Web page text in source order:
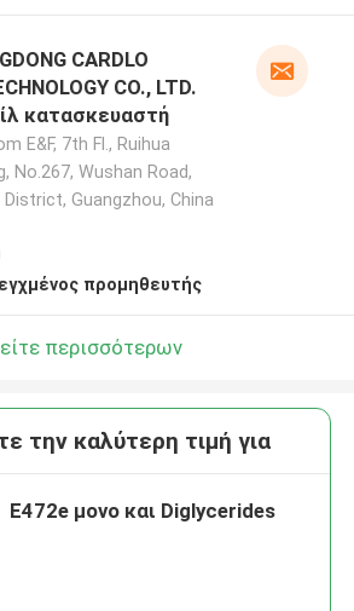
CARDLO
CO., LTD.
κατασκευαστή
E&F, 7th Fl., Ruihua
No.267, Wushan Road,
District, Guangzhou, China
προμηθευτής
περισσότερων
την καλύτερη τιμή για
E472e μονο και Diglycerides